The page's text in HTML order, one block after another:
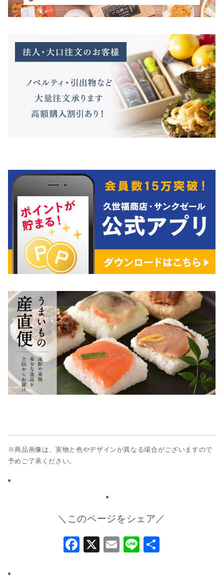
※商品画像は、実物と色やデザインが異なる場合がございますので
予めご了承ください。
＼このページをシェア／
Facebook
X Email
Line